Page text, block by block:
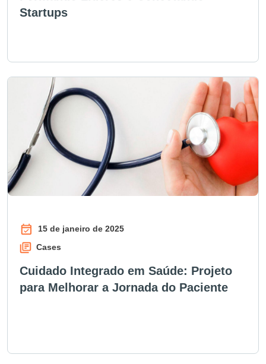
Startups
15 de janeiro de 2025
Cases
Cuidado Integrado em Saúde: Projeto
para Melhorar a Jornada do Paciente